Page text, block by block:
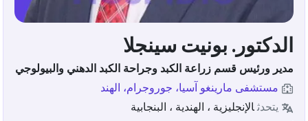
الدكتور. بونيت سينجلا
مدير ورئيس قسم زراعة الكبد وجراحة الكبد الدهني والبيولوجي
مستشفى مارينغو آسيا، جوروجرام، الهند
يتحدث الإنجليزية ، الهندية ، البنجابية